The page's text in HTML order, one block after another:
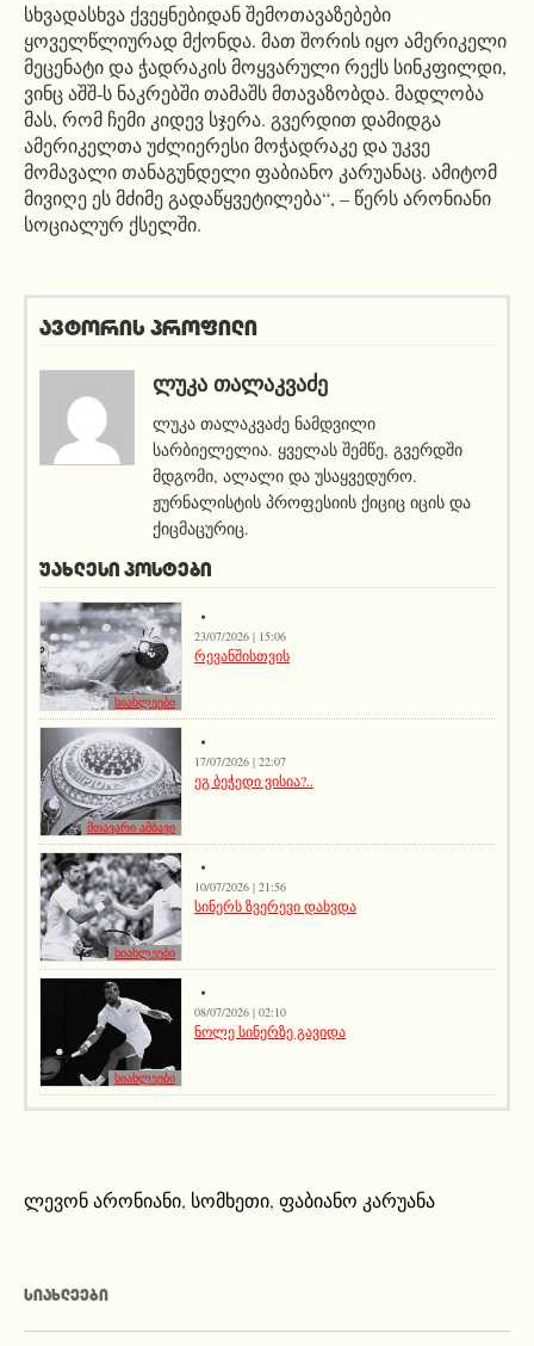
სხვადასხვა ქვეყნებიდან შემოთავაზებები
ყოველწლიურად მქონდა. მათ შორის იყო ამერიკელი
მეცენატი და ჭადრაკის მოყვარული რექს სინკფილდი,
ვინც აშშ-ს ნაკრებში თამაშს მთავაზობდა. მადლობა
მას, რომ ჩემი კიდევ სჯერა. გვერდით დამიდგა
ამერიკელთა უძლიერესი მოჭადრაკე და უკვე
მომავალი თანაგუნდელი ფაბიანო კარუანაც. ამიტომ
მივიღე ეს მძიმე გადაწყვეტილება“, – წერს არონიანი
სოციალურ ქსელში.
ავტორის პროფილი
ᲚᲣᲙᲐ ᲗᲐᲚᲐᲙᲕᲐᲫᲔ
ლუკა თალაკვაძე ნამდვილი
სარბიელელია. ყველას შემწე, გვერდში
მდგომი, ალალი და უსაყვედურო.
ჟურნალისტის პროფესიის ქიციც იცის და
ქიცმაცურიც.
ᲣᲐᲮᲚᲔᲡᲘ ᲞᲝᲡᲢᲔᲑᲘ
სიახლეები
23/07/2026 | 15:06
რევანშისთვის
მთავარი ამბავი
17/07/2026 | 22:07
ეგ ბეჭედი ვისია?..
სიახლეები
10/07/2026 | 21:56
სინერს ზვერევი დახვდა
სიახლეები
08/07/2026 | 02:10
ნოლე სინერზე გავიდა
ლევონ არონიანი, სომხეთი, ფაბიანო კარუანა
ᲡᲘᲐᲮᲚᲔᲔᲑᲘ